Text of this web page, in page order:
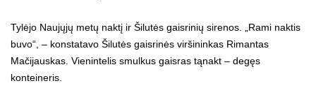
Tylėjo Naujųjų metų naktį ir Šilutės gaisrinių sirenos. „Rami naktis
buvo“, – konstatavo Šilutės gaisrinės viršininkas Rimantas
Mačijauskas. Vienintelis smulkus gaisras tąnakt – degęs
konteineris.